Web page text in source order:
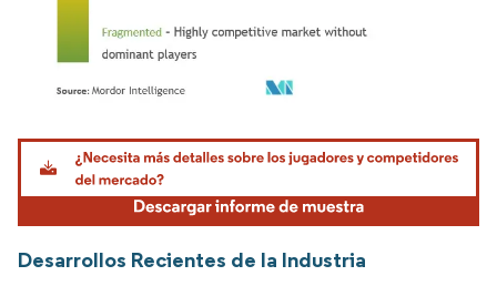
Imagen © Mordor Intelligence. El uso requiere atribución según CC BY 4.0.
Desarrollos Recientes de la Industria